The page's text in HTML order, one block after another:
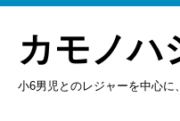
カモノハ
小6男児とのレジャーを中心に